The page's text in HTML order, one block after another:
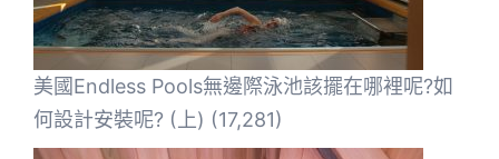
美國Endless Pools無邊際泳池該擺在哪裡呢?如
何設計安裝呢? (上) (17,281)